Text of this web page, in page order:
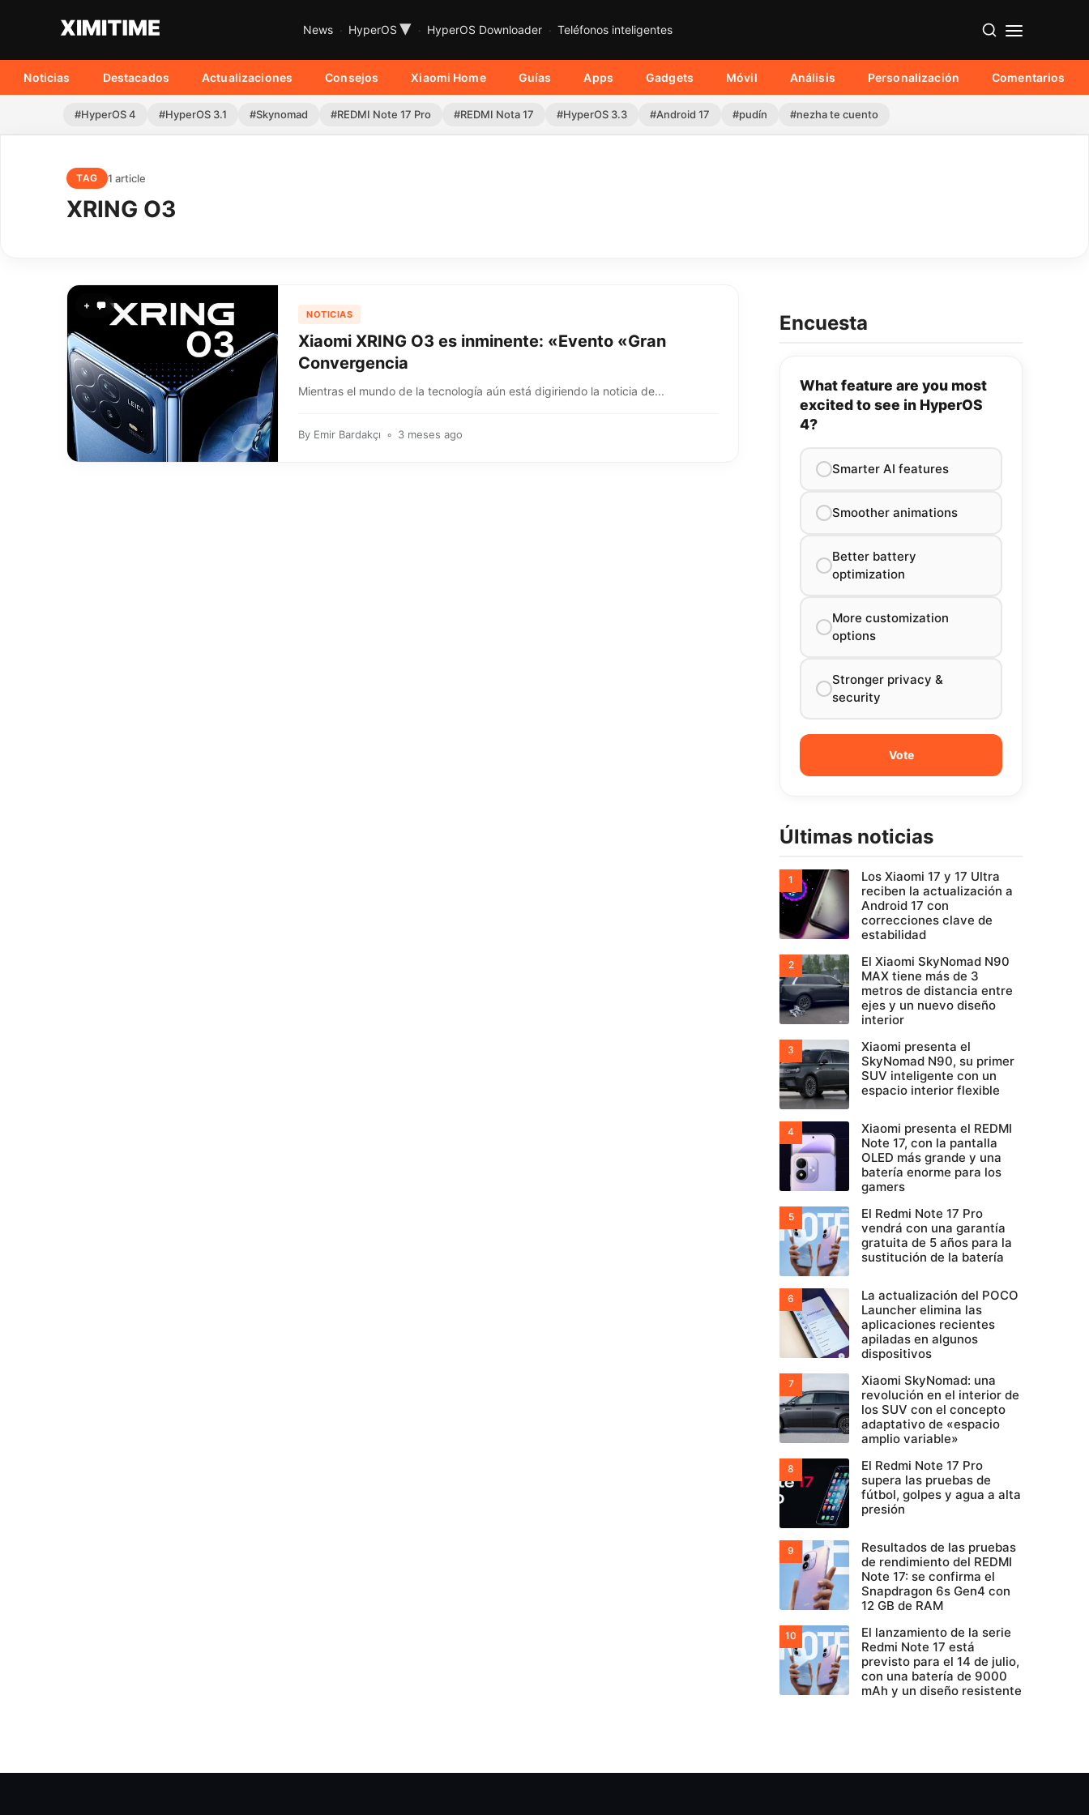
News HyperOS ▾ HyperOS Downloader Teléfonos inteligentes
Noticias Destacados Actualizaciones Consejos Xiaomi Home Guías Apps Gadgets Móvil Análisis Personalización Comentarios
#HyperOS 4 #HyperOS 3.1 #Skynomad #REDMI Note 17 Pro #REDMI Nota 17 #HyperOS 3.3 #Android 17 #pudín #nezha te cuento
TAG 1 article
XRING O3
+
NOTICIAS
Xiaomi XRING O3 es inminente: «Evento «Gran
Convergencia
Mientras el mundo de la tecnología aún está digiriendo la noticia de...
By Emir Bardakçı 3 meses ago
Encuesta
What feature are you most
excited to see in HyperOS
4?
Smarter AI features
Smoother animations
Better battery
optimization
More customization
options
Stronger privacy &
security
Últimas noticias
Los Xiaomi 17 y 17 Ultra
reciben la actualización a
Android 17 con
correcciones clave de
estabilidad
El Xiaomi SkyNomad N90
MAX tiene más de 3
metros de distancia entre
ejes y un nuevo diseño
interior
Xiaomi presenta el
SkyNomad N90, su primer
SUV inteligente con un
espacio interior flexible
Xiaomi presenta el REDMI
Note 17, con la pantalla
OLED más grande y una
batería enorme para los
gamers
El Redmi Note 17 Pro
vendrá con una garantía
gratuita de 5 años para la
sustitución de la batería
La actualización del POCO
Launcher elimina las
aplicaciones recientes
apiladas en algunos
dispositivos
Xiaomi SkyNomad: una
revolución en el interior de
los SUV con el concepto
adaptativo de «espacio
amplio variable»
El Redmi Note 17 Pro
supera las pruebas de
fútbol, golpes y agua a alta
presión
Resultados de las pruebas
de rendimiento del REDMI
Note 17: se confirma el
Snapdragon 6s Gen4 con
12 GB de RAM
El lanzamiento de la serie
Redmi Note 17 está
previsto para el 14 de julio,
con una batería de 9000
mAh y un diseño resistente